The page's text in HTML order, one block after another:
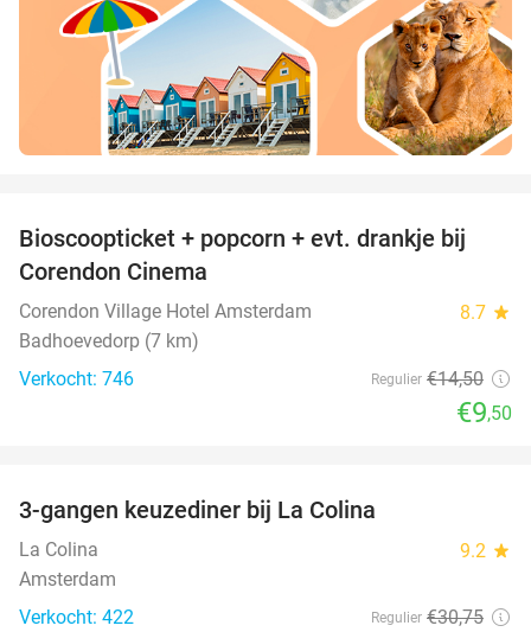
34%
Bioscoopticket + popcorn + evt. drankje bij
Corendon Cinema
Corendon Village Hotel Amsterdam 8.7 star
Badhoevedorp (7 km)
Verkocht: 746
Regulier €14,50
€9,50
3-gangen keuzediner bij La Colina
La Colina 9.2 star
Amsterdam
Verkocht: 422
Regulier €30,75